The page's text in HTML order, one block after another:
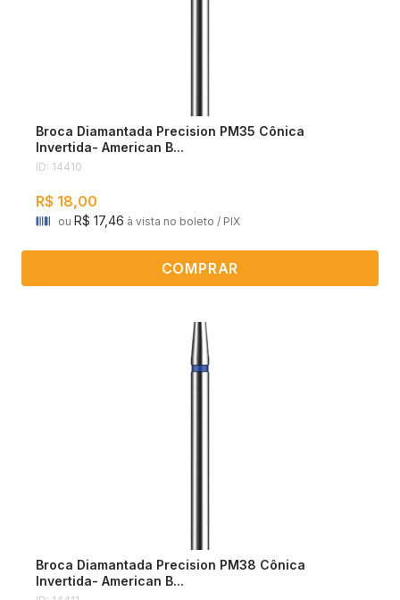
Broca Diamantada Precision PM35 Cônica
Invertida- American B...
ID: 14410
R$ 18,00
ou R$ 17,46 à vista no boleto / PIX
COMPRAR
Broca Diamantada Precision PM38 Cônica
Invertida- American B...